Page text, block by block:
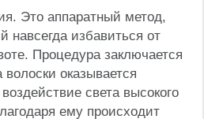
Это аппаратный метод,
навсегда избавиться от
Процедура заключается
волоски оказывается
света высокого
ему происходит